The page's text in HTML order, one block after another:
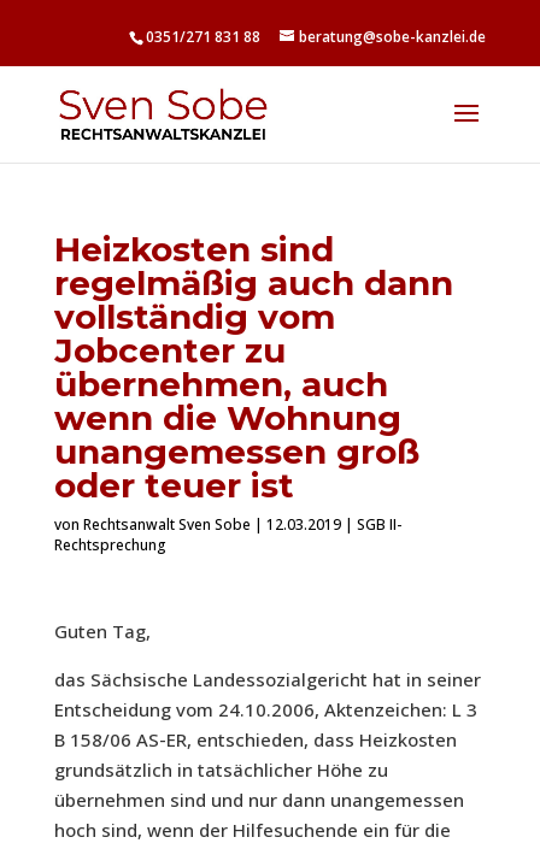
0351/271 831 88 beratung@sobe-kanzlei.de
Heizkosten sind
regelmäßig auch dann
vollständig vom
Jobcenter zu
übernehmen, auch
wenn die Wohnung
unangemessen groß
oder teuer ist
von Rechtsanwalt Sven Sobe | 12.03.2019| SGB II-
Rechtsprechung
Guten Tag,
das Sächsische Landessozialgericht hat in seiner
Entscheidung vom 24.10.2006, Aktenzeichen: L 3
B 158/06 AS-ER, entschieden, dass Heizkosten
grundsätzlich in tatsächlicher Höhe zu
übernehmen sind und nur dann unangemessen
hoch sind, wenn der Hilfesuchende ein für die